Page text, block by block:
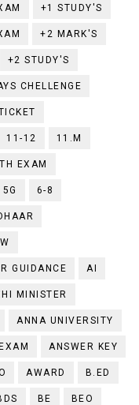
+1 STUDY'S
+2 MARK'S
+2 STUDY'S
CHELLENGE
11-12 11.M
EXAM
5G 6-8
GUIDANCE AI
MINISTER
ANNA UNIVERSITY
ANSWER KEY
AWARD B.ED
BE BEO